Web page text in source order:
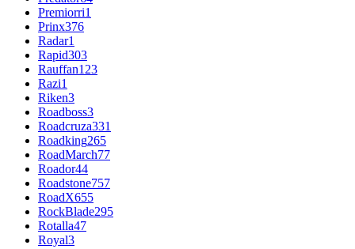
Premiorri1
Prinx376
Radar1
Rapid303
Rauffan123
Razi1
Riken3
Roadboss3
Roadcruza331
Roadking265
RoadMarch77
Roador44
Roadstone757
RoadX655
RockBlade295
Rotalla47
Royal3